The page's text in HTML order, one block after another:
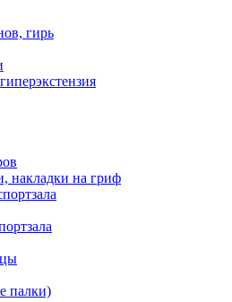
гирь
накладки на гриф
палки)